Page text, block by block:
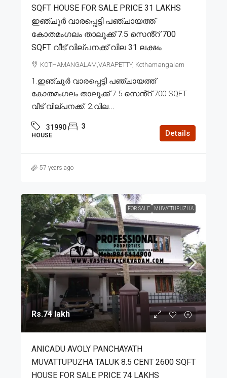
SQFT HOUSE FOR SALE PRICE 31 LAKHS
ഇഞ്ചൂർ വാരപ്പെട്ടി പഞ്ചായത്ത്
കോതമംഗലം താലൂക്ക് 7.5 സെൻ്റ് 700
SQFT വീട് വില്പനക്ക് വില 31 ലക്ഷം
KOTHAMANGALAM,VARAPETTY, Kothamangalam
1.ഇഞ്ചൂർ വാരപ്പെട്ടി പഞ്ചായത്ത്
കോതമംഗലം താലൂക്ക് 7.5 സെൻ്റ് 700 SQFT
വീട് വില്പനക്ക്. 2.വില...
31990 3
HOUSE Details
57 years ago
FOR SALE MUVATTUPUZHA
Rs.74 lakh
ANICADU AVOLY PANCHAYATH
MUVATTUPUZHA TALUK 8.5 CENT 2600 SQFT
HOUSE FOR SALE PRICE 74 LAKHS